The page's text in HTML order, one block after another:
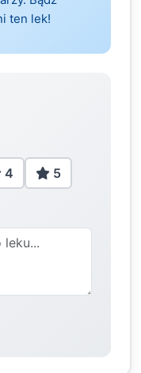
ten lek!
4 5